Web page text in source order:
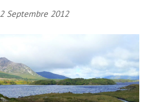
Septembre 2012